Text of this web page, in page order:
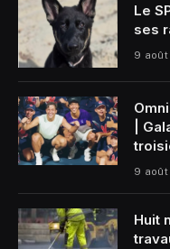
Le
ses
9
|
9
Huit